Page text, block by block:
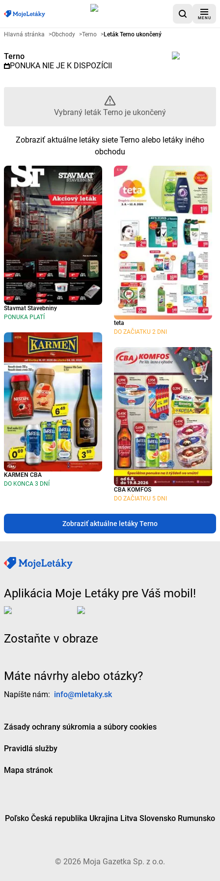
MENU
Reklamný leták Terno -
Hlavná stránka >Obchody >Terno >Leták Terno ukončený
Terno
PONUKA NIE JE K DISPOZÍCII
Vybraný leták Terno je ukončený
Zobraziť aktuálne letáky siete Terno alebo letáky iného
obchodu
Stavmat Stavebniny
PONUKA PLATÍ
KARMEN CBA
DO KONCA 3 DNÍ
teta
DO ZAČIATKU 2 DNI
CBA KOMFOS
DO ZAČIATKU 5 DNI
Zobraziť aktuálne letáky Terno
Aplikácia Moje Letáky pre Váš mobil!
Zostaňte v obraze
Máte návrhy alebo otázky?
Napíšte nám: info@mletaky.sk
Zásady ochrany súkromia a súbory cookies
Pravidlá služby
Mapa stránok
Poľsko Česká republika Ukrajina Litva Slovensko Rumunsko
© 2026 Moja Gazetka Sp. z o.o.